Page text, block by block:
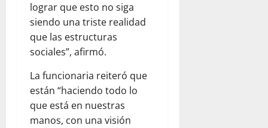
lograr que esto no siga
siendo una triste realidad
que las estructuras
sociales”, afirmó.
La funcionaria reiteró que
están “haciendo todo lo
que está en nuestras
manos, con una visión